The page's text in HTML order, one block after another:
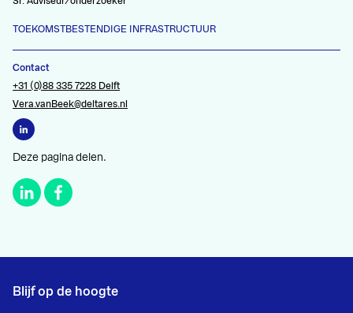
TOEKOMSTBESTENDIGE INFRASTRUCTUUR
Contact
+31 (0)88 335 7228 Delft
Vera.vanBeek@deltares.nl
Deze pagina delen.
Blijf op de hoogte